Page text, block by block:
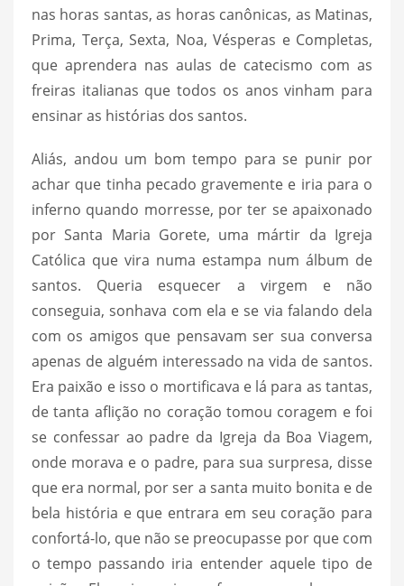
nas horas santas, as horas canônicas, as Matinas,
Prima, Terça, Sexta, Noa, Vésperas e Completas,
que aprendera nas aulas de catecismo com as
freiras italianas que todos os anos vinham para
ensinar as histórias dos santos.
Aliás, andou um bom tempo para se punir por
achar que tinha pecado gravemente e iria para o
inferno quando morresse, por ter se apaixonado
por Santa Maria Gorete, uma mártir da Igreja
Católica que vira numa estampa num álbum de
santos. Queria esquecer a virgem e não
conseguia, sonhava com ela e se via falando dela
com os amigos que pensavam ser sua conversa
apenas de alguém interessado na vida de santos.
Era paixão e isso o mortificava e lá para as tantas,
de tanta aflição no coração tomou coragem e foi
se confessar ao padre da Igreja da Boa Viagem,
onde morava e o padre, para sua surpresa, disse
que era normal, por ser a santa muito bonita e de
bela história e que entrara em seu coração para
confortá-lo, que não se preocupasse por que com
o tempo passando iria entender aquele tipo de